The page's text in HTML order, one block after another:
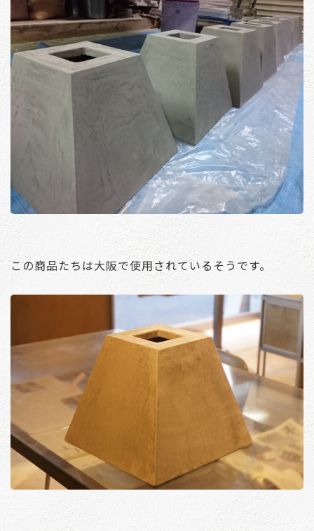
この商品たちは大阪で使用されているそうです。